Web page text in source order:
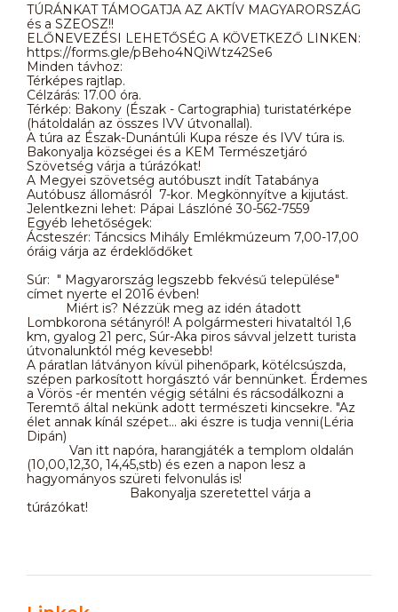
TÚRÁNKAT TÁMOGATJA AZ AKTÍV MAGYARORSZÁG
és a SZEOSZ!!
ELŐNEVEZÉSI LEHETŐSÉG A KÖVETKEZŐ LINKEN:
https://forms.gle/pBeho4NQiWtz42Se6
Minden távhoz:
Térképes rajtlap.
Célzárás: 17.00 óra.
Térkép: Bakony (Észak - Cartographia) turistatérképe
(hátoldalán az összes IVV útvonallal).
A túra az Észak-Dunántúli Kupa része és IVV túra is.
Bakonyalja községei és a KEM Természetjáró
Szövetség várja a túrázókat!
A Megyei szövetség autóbuszt indít Tatabánya
Autóbusz állomásról 7-kor. Megkönnyítve a kijutást.
Jelentkezni lehet: Pápai Lászlóné 30-562-7559
Egyéb lehetőségek:
Ácsteszér: Táncsics Mihály Emlékmúzeum 7,00-17,00
óráig várja az érdeklődőket
Súr: " Magyarország legszebb fekvésű települése"
címet nyerte el 2016 évben!
Miért is? Nézzük meg az idén átadott
Lombkorona sétányról! A polgármesteri hivataltól 1,6
km, gyalog 21 perc, Súr-Aka piros sávval jelzett turista
útvonalunktól még kevesebb!
A páratlan látványon kívül pihenőpark, kötélcsúszda,
szépen parkosított horgásztó vár bennünket. Érdemes
a Vörös -ér mentén végig sétálni és rácsodálkozni a
Teremtő által nekünk adott természeti kincsekre. "Az
élet annak kínál szépet... aki észre is tudja venni(Léria
Dipán)
Van itt napóra, harangjáték a templom oldalán
(10,00,12,30, 14,45,stb) és ezen a napon lesz a
hagyományos szüreti felvonulás is!
Bakonyalja szeretettel várja a
túrázókat!